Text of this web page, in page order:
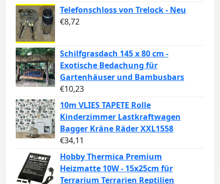
Telefonschloss von Trelock - Neu
€8,72
Schilfgrasdach 145 x 80 cm -
Exotische Bedachung für
Gartenhäuser und Bambusbars
€10,23
10m VLIES TAPETE Rolle
Kinderzimmer Lastkraftwagen
Bagger Kräne Räder XXL1558
€34,11
Hobby Thermica Premium
Heizmatte 10W - 15x25cm für
Terrarium Terrarien Reptilien